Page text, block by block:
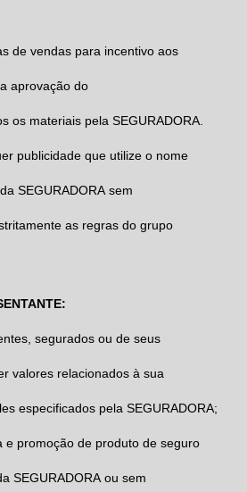
de vendas para incentivo aos
aprovação do
os materiais pela SEGURADORA
publicidade que utilize o nome
SEGURADORA sem
as regras do grupo
segurados ou de seus
valores relacionados à sua
especificados pela SEGURADORA;
e promoção de produto de seguro
SEGURADORA ou sem